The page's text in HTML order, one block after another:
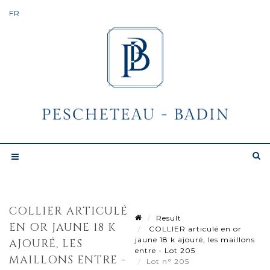
COLLIER ARTICULÉ
EN OR JAUNE 18 K
AJOURÉ, LES
MAILLONS ENTRE -
Result
COLLIER articulé en or
jaune 18 k ajouré, les maillons
entre - Lot 205
Lot n° 205